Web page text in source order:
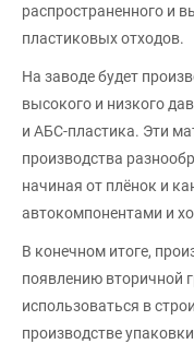
распространенного и
пластиковых отходов.
На заводе будет
высокого и низкого
и АБС-пластика. Эти
производства
начиная от плёнок и
автокомпонентами и
В конечном итоге,
появлению вторичной
использоваться в
производстве